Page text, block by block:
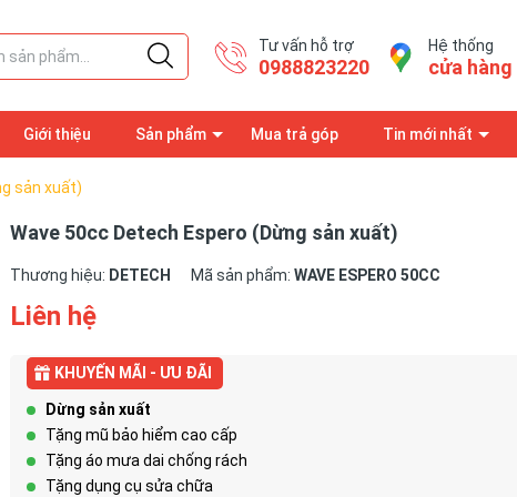
Tư vấn hỗ trợ
0988823220
Hệ thống
cửa hàng
Giới thiệu Sản phẩm Mua trả góp Tin mới nhất
ký bảo hành
sản xuất)
Wave 50cc Detech Espero (Dừng sản xuất)
Thương hiệu: DETECH Mã sản phẩm: WAVE ESPERO 50CC
Liên hệ
KHUYẾN MÃI - ƯU ĐÃI
Dừng sản xuất
Tặng mũ bảo hiểm cao cấp
Tặng áo mưa dai chống rách
Tặng dụng cụ sửa chữa